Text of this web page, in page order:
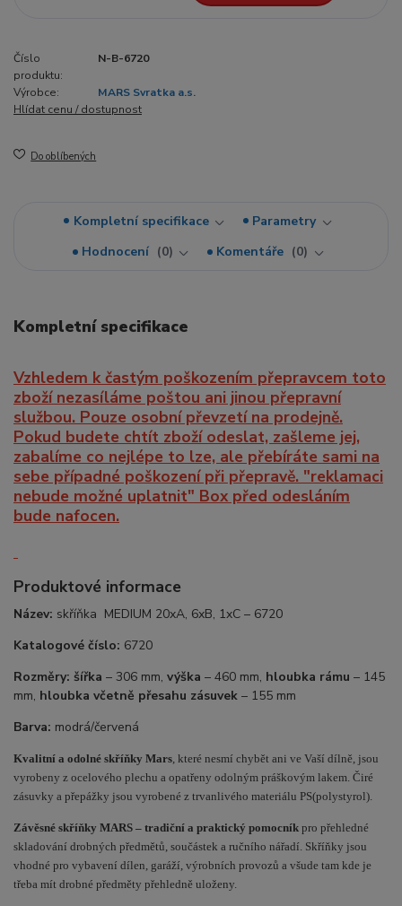
Číslo
produktu:
N-B-6720
Výrobce:
MARS Svratka a.s.
Hlídat cenu / dostupnost
Do oblíbených
Kompletní specifikace
Parametry
Hodnocení
0 Komentáře 0
Kompletní specifikace
Vzhledem k častým poškozením přepravcem toto
zboží nezasíláme poštou ani jinou přepravní
službou. Pouze osobní převzetí na prodejně.
Pokud budete chtít zboží odeslat, zašleme jej,
zabalíme co nejlépe to lze, ale přebíráte sami na
sebe případné poškození při přepravě. "reklamaci
nebude možné uplatnit" Box před odesláním
bude nafocen.
Produktové informace
Název: skříňka MEDIUM 20xA, 6xB, 1xC – 6720
Katalogové číslo: 6720
Rozměry: šířka – 306 mm, výška – 460 mm, hloubka rámu – 145
mm, hloubka včetně přesahu zásuvek – 155 mm
Barva: modrá/červená
Kvalitní a odolné skříňky Mars , které nesmí chybět ani ve Vaší dílně, jsou
vyrobeny z ocelového plechu a opatřeny odolným práškovým lakem. Čiré
zásuvky a přepážky jsou vyrobené z trvanlivého materiálu PS(polystyrol).
Závěsné skříňky MARS – tradiční a praktický pomocník pro přehledné
skladování drobných předmětů, součástek a ručního nářadí. Skříňky jsou
vhodné pro vybavení dílen, garáží, výrobních provozů a všude tam kde je
třeba mít drobné předměty přehledně uloženy.